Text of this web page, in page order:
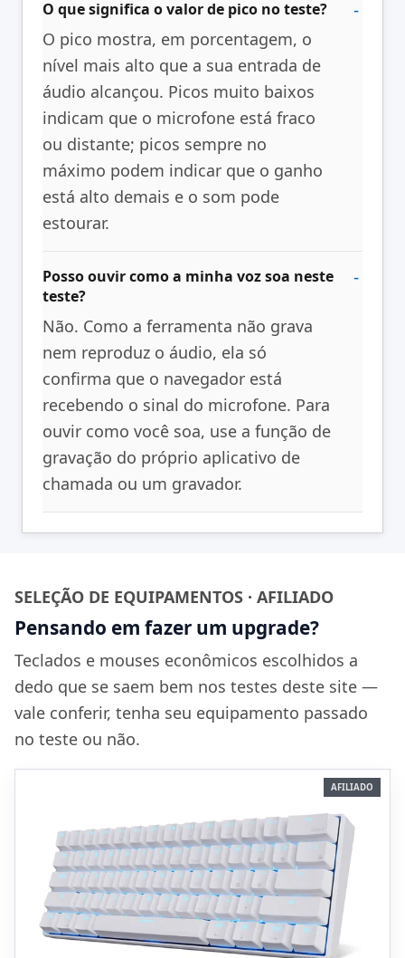
O que significa o valor de pico no teste?
O pico mostra, em porcentagem, o
nível mais alto que a sua entrada de
áudio alcançou. Picos muito baixos
indicam que o microfone está fraco
ou distante; picos sempre no
máximo podem indicar que o ganho
está alto demais e o som pode
estourar.
Posso ouvir como a minha voz soa neste
teste?
Não. Como a ferramenta não grava
nem reproduz o áudio, ela só
confirma que o navegador está
recebendo o sinal do microfone. Para
ouvir como você soa, use a função de
gravação do próprio aplicativo de
chamada ou um gravador.
SELEÇÃO DE EQUIPAMENTOS · AFILIADO
Pensando em fazer um upgrade?
Teclados e mouses econômicos escolhidos a
dedo que se saem bem nos testes deste site —
vale conferir, tenha seu equipamento passado
no teste ou não.
AFILIADO